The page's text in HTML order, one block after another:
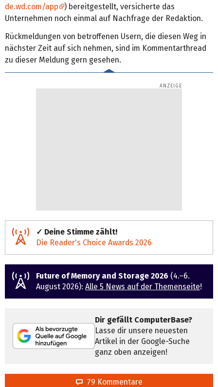
de.wd.com/app
) bereitgestellt, versicherte das
Unternehmen noch einmal auf Nachfrage der Redaktion.
Rückmeldungen von betroffenen Usern, die diesen Weg in
nächster Zeit auf sich nehmen, sind im Kommentarthread
zu dieser Meldung gern gesehen.
✓ Deine Stimme zählt!
Die Reader's Choice Awards 2026
Future of Memory and Storage 2026 (4.–6.
August 2026): Alle 5 News auf der Themenseite!
Dir gefällt ComputerBase?
Lasse dir unsere neuesten
Artikel in der Google-Suche
ganz oben anzeigen!
79 Kommentare